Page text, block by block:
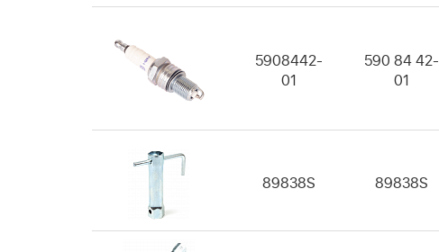
5908442-
01
590 84 42-
01
89838S 89838S